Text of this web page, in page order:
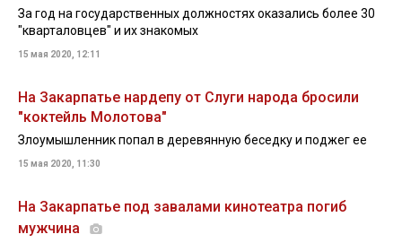
За год на государственных должностях оказались более 30
"кварталовцев" и их знакомых
15 мая 2020, 12:11
На Закарпатье нардепу от Слуги народа бросили
"коктейль Молотова"
Злоумышленник попал в деревянную беседку и поджег ее
15 мая 2020, 11:30
На Закарпатье под завалами кинотеатра погиб
мужчина